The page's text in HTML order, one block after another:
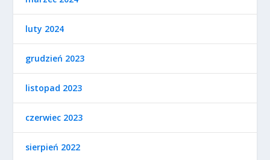
luty 2024
grudzień 2023
listopad 2023
czerwiec 2023
sierpień 2022